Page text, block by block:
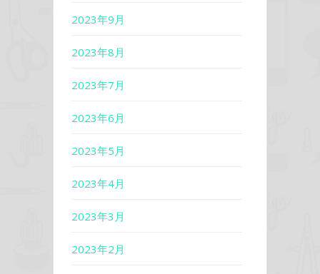
2023年9月
2023年8月
2023年7月
2023年6月
2023年5月
2023年4月
2023年3月
2023年2月